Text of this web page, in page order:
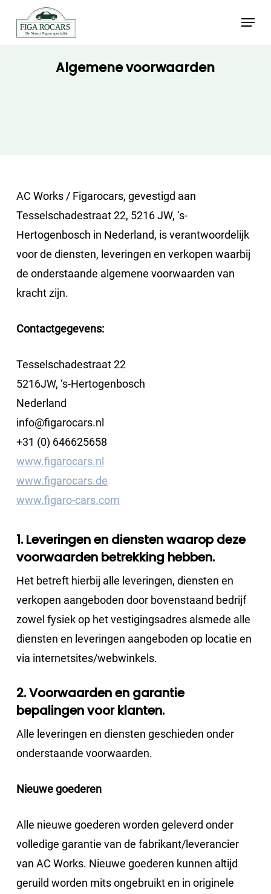
Menu
Algemene voorwaarden
AC Works / Figarocars, gevestigd aan
Tesselschadestraat 22, 5216 JW, ‘s-
Hertogenbosch in Nederland, is verantwoordelijk
voor de diensten, leveringen en verkopen waarbij
de onderstaande algemene voorwaarden van
kracht zijn.
Contactgegevens:
Tesselschadestraat 22
5216JW, ‘s-Hertogenbosch
Nederland
info@figarocars.nl
+31 (0) 646625658
www.figarocars.nl
www.figarocars.de
www.figaro-cars.com
1. Leveringen en diensten waarop deze
voorwaarden betrekking hebben.
Het betreft hierbij alle leveringen, diensten en
verkopen aangeboden door bovenstaand bedrijf
zowel fysiek op het vestigingsadres alsmede alle
diensten en leveringen aangeboden op locatie en
via internetsites/webwinkels.
2. Voorwaarden en garantie
bepalingen voor klanten.
Alle leveringen en diensten geschieden onder
onderstaande voorwaarden.
Nieuwe goederen
Alle nieuwe goederen worden geleverd onder
volledige garantie van de fabrikant/leverancier
van AC Works. Nieuwe goederen kunnen altijd
geruild worden mits ongebruikt en in originele